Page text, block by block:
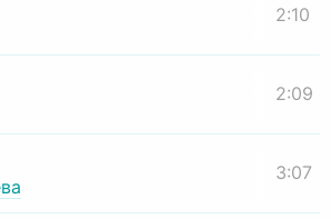
2:10
2:09
3:07